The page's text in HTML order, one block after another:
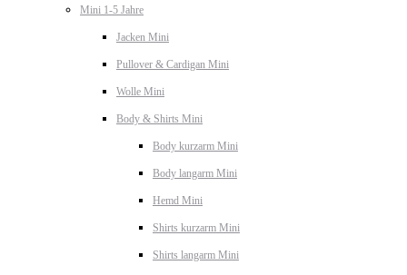
Mini 1-5 Jahre
Jacken Mini
Pullover & Cardigan Mini
Wolle Mini
Body & Shirts Mini
Body kurzarm Mini
Body langarm Mini
Hemd Mini
Shirts kurzarm Mini
Shirts langarm Mini